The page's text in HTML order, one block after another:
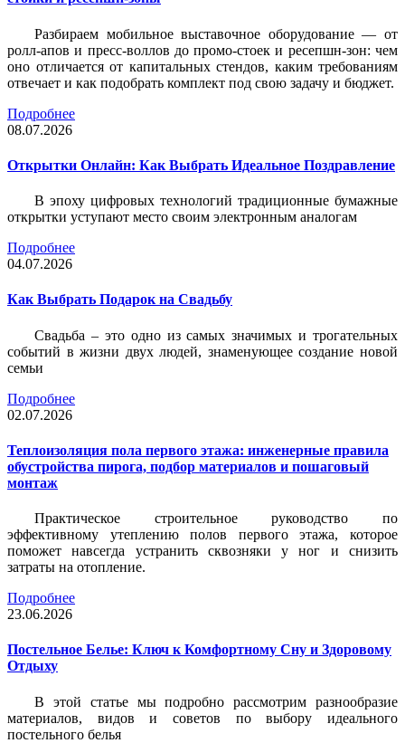
Разбираем мобильное выставочное оборудование — от
ролл-апов и пресс-воллов до промо-стоек и ресепшн-зон: чем
оно отличается от капитальных стендов, каким требованиям
отвечает и как подобрать комплект под свою задачу и бюджет.
Подробнее
08.07.2026
Открытки Онлайн: Как Выбрать Идеальное Поздравление
В эпоху цифровых технологий традиционные бумажные
открытки уступают место своим электронным аналогам
Подробнее
04.07.2026
Как Выбрать Подарок на Свадьбу
Свадьба – это одно из самых значимых и трогательных
событий в жизни двух людей, знаменующее создание новой
семьи
Подробнее
02.07.2026
Теплоизоляция пола первого этажа: инженерные правила
обустройства пирога, подбор материалов и пошаговый
монтаж
Практическое строительное руководство по
эффективному утеплению полов первого этажа, которое
поможет навсегда устранить сквозняки у ног и снизить
затраты на отопление.
Подробнее
23.06.2026
Постельное Белье: Ключ к Комфортному Сну и Здоровому
Отдыху
В этой статье мы подробно рассмотрим разнообразие
материалов, видов и советов по выбору идеального
постельного белья